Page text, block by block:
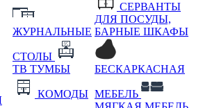
ЖУРНАЛЬНЫЕ
СТОЛЫ
ТВ ТУМБЫ
КОМОДЫ
СЕРВАНТЫ
ДЛЯ ПОСУДЫ,
БАРНЫЕ ШКАФЫ
БЕСКАРКАСНАЯ
МЕБЕЛЬ